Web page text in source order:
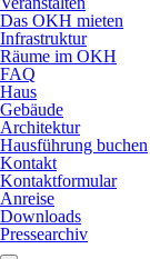
Das OKH mieten
Infrastruktur
Räume im OKH
FAQ
Haus
Gebäude
Architektur
Hausführung buchen
Kontakt
Kontaktformular
Anreise
Downloads
Pressearchiv